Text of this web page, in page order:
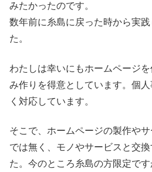
みたかったのです。
数年前に糸島に戻った時から実
た。
わたしは幸いにもホームページ
み作りを得意としています。個
く対応しています。
そこで、ホームページの製作や
では無く、モノやサービスと交
た。今のところ糸島の方限定です